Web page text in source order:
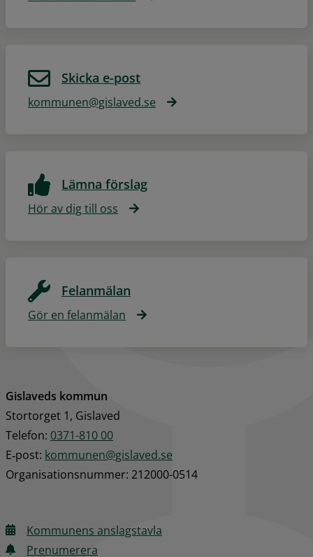
Skicka e-post
kommunen@gislaved.se
Lämna förslag
Hör av dig till oss
Felanmälan
Gör en felanmälan
Gislaveds kommun
Stortorget 1, Gislaved
Telefon: 0371-810 00
E‑post: kommunen@gislaved.se
Organisationsnummer: 212000-0514
Kommunens anslagstavla
Prenumerera